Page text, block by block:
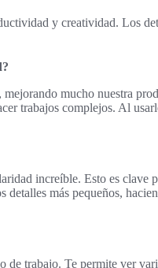
y creatividad. Los
mucho nuestra
trabajos complejos. Al
increíble. Esto es clave
detalles más pequeños,
trabajo. Te permite ver